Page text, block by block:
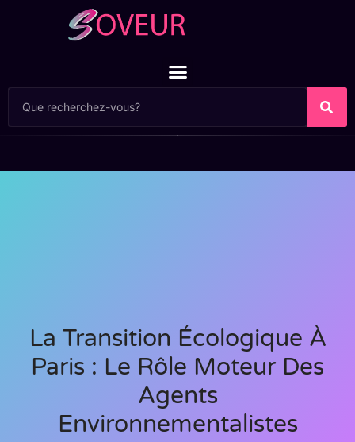
La Transition Écologique À
Paris : Le Rôle Moteur Des
Agents
Environnementalistes